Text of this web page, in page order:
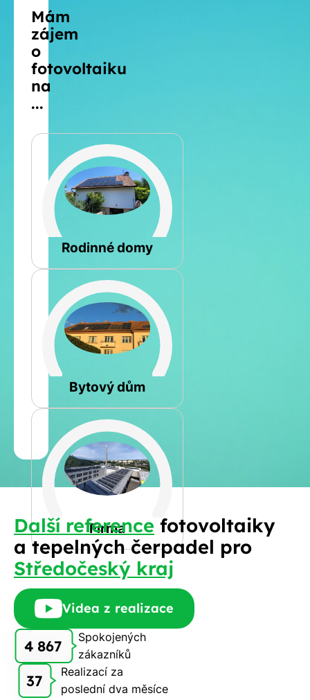
Mám
zájem
o
fotovoltaiku
na
...
Rodinné domy
Bytový dům
Firma
Šikmá
Jiná
Spočítat
kalkulaci
Jméno
a
příjmení
Telefon
E-
mail
Vám
zdarma
Další reference fotovoltaiky
a tepelných čerpadel pro
Středočeský kraj
Videa z realizace
4 867
Spokojených
zákazníků
37
Realizací za
poslední dva měsíce